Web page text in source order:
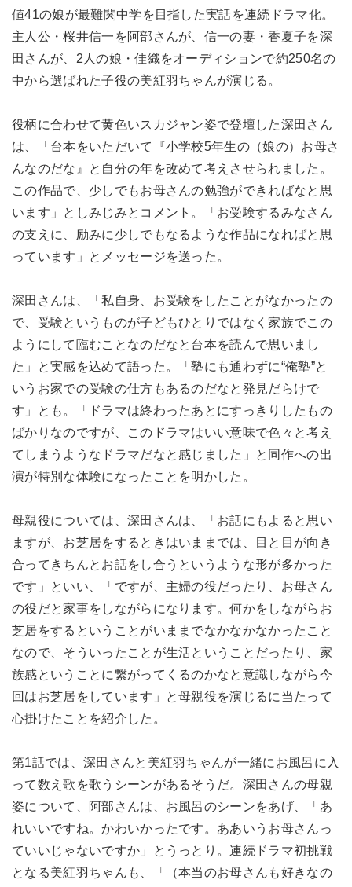
値41の娘が最難関中学を目指した実話を連続ドラマ化。
主人公・桜井信一を阿部さんが、信一の妻・香夏子を深
田さんが、2人の娘・佳織をオーディションで約250名の
中から選ばれた子役の美紅羽ちゃんが演じる。
役柄に合わせて黄色いスカジャン姿で登壇した深田さん
は、「台本をいただいて『小学校5年生の（娘の）お母さ
んなのだな』と自分の年を改めて考えさせられました。
この作品で、少しでもお母さんの勉強ができればなと思
います」としみじみとコメント。「お受験するみなさん
の支えに、励みに少しでもなるような作品になればと思
っています」とメッセージを送った。
深田さんは、「私自身、お受験をしたことがなかったの
で、受験というものが子どもひとりではなく家族でこの
ようにして臨むことなのだなと台本を読んで思いまし
た」と実感を込めて語った。「塾にも通わずに“俺塾”と
いうお家での受験の仕方もあるのだなと発見だらけで
す」とも。「ドラマは終わったあとにすっきりしたもの
ばかりなのですが、このドラマはいい意味で色々と考え
てしまうようなドラマだなと感じました」と同作への出
演が特別な体験になったことを明かした。
母親役については、深田さんは、「お話にもよると思い
ますが、お芝居をするときはいままでは、目と目が向き
合ってきちんとお話をし合うというような形が多かった
です」といい、「ですが、主婦の役だったり、お母さん
の役だと家事をしながらになります。何かをしながらお
芝居をするということがいままでなかなかなかったこと
なので、そういったことが生活ということだったり、家
族感ということに繋がってくるのかなと意識しながら今
回はお芝居をしています」と母親役を演じるに当たって
心掛けたことを紹介した。
第1話では、深田さんと美紅羽ちゃんが一緒にお風呂に入
って数え歌を歌うシーンがあるそうだ。深田さんの母親
姿について、阿部さんは、お風呂のシーンをあげ、「あ
れいいですね。かわいかったです。ああいうお母さんっ
ていいじゃないですか」とうっとり。連続ドラマ初挑戦
となる美紅羽ちゃんも、「（本当のお母さんも好きなの